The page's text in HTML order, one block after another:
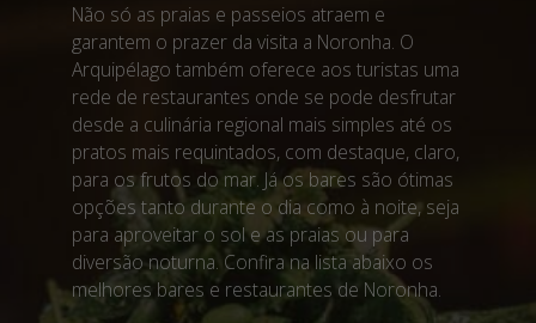
Não só as praias e passeios atraem e
garantem o prazer da visita a Noronha. O
Arquipélago também oferece aos turistas uma
rede de restaurantes onde se pode desfrutar
desde a culinária regional mais simples até os
pratos mais requintados, com destaque, claro,
para os frutos do mar. Já os bares são ótimas
opções tanto durante o dia como à noite, seja
para aproveitar o sol e as praias ou para
diversão noturna. Confira na lista abaixo os
melhores bares e restaurantes de Noronha.